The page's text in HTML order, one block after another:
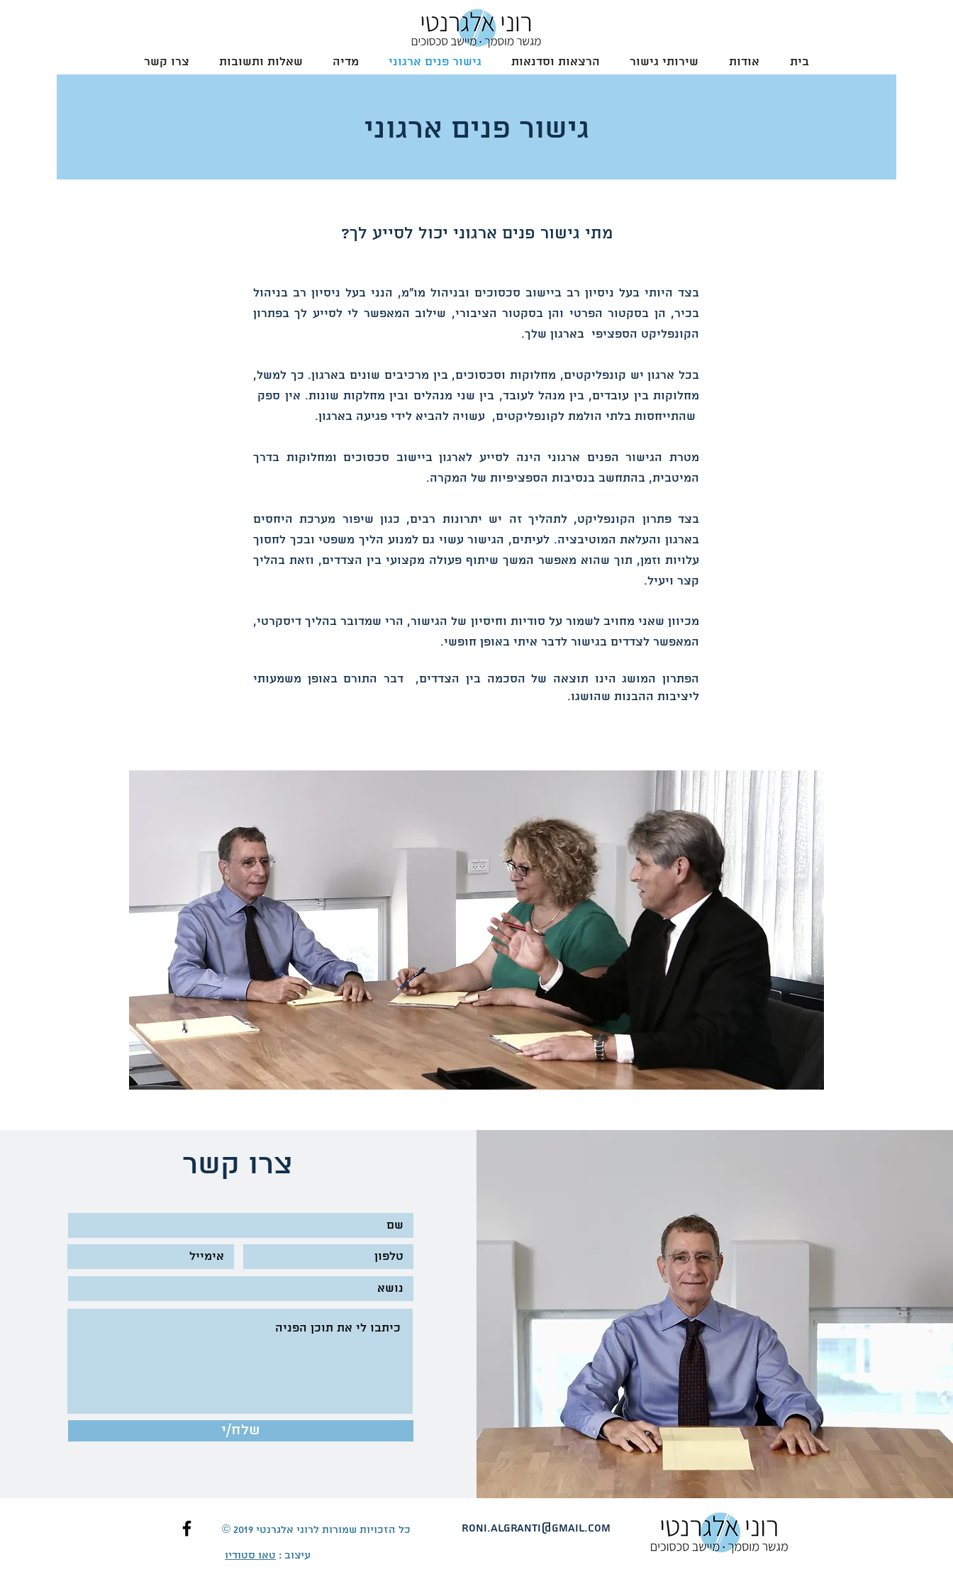
בית אודות שירותי גישור הרצאות וסדנאות גישור פנים ארגוני מדיה שאלות ותשובות צרו קשר
גישור פנים ארגוני
מתי גישור פנים ארגוני יכול לסייע לך?
בצד היותי בעל ניסיון רב ביישוב סכסוכים ובניהול מו"מ, הנני בעל ניסיון רב בניהול
בכיר, הן בסקטור הפרטי והן בסקטור הציבורי, שילוב המאפשר לי לסייע לך בפתרון
הקונפליקט הספציפי בארגון שלך.
בכל ארגון יש קונפליקטים, מחלוקות וסכסוכים, בין מרכיבים שונים בארגון. כך למשל,
מחלוקות בין עובדים, בין מנהל לעובד, בין שני מנהלים ובין מחלקות שונות. אין ספק
שהתייחסות בלתי הולמת לקונפליקטים, עשויה להביא לידי פגיעה בארגון.
מטרת הגישור הפנים ארגוני הינה לסייע לארגון ביישוב סכסוכים ומחלוקות בדרך
המיטבית, בהתחשב בנסיבות הספציפיות של המקרה.
בצד פתרון הקונפליקט, לתהליך זה יש יתרונות רבים, כגון שיפור מערכת היחסים
בארגון והעלאת המוטיבציה. לעיתים, הגישור עשוי גם למנוע הליך משפטי ובכך לחסוך
עלויות וזמן, תוך שהוא מאפשר המשך שיתוף פעולה מקצועי בין הצדדים, וזאת בהליך
קצר ויעיל.
מכיוון שאני מחויב לשמור על סודיות וחיסיון של הגישור, הרי שמדובר בהליך דיסקרטי,
המאפשר לצדדים בגישור לדבר איתי באופן חופשי.
הפתרון המושג הינו תוצאה של הסכמה בין הצדדים, דבר התורם באופן משמעותי
ליציבות ההבנות שהושגו.
צרו קשר
שלח/י
© 2019 כל הזכויות שמורות לרוני אלגרנטי
עיצוב : טאו סטודיו
roni.algranti@gmail.com